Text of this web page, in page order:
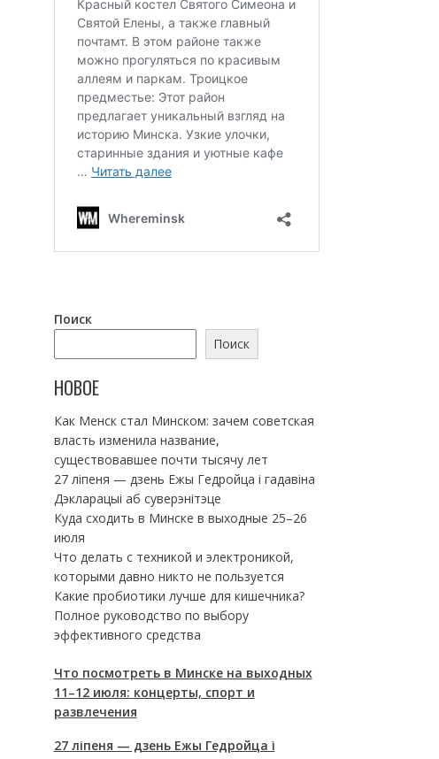
Поиск
Поиск
НОВОЕ
Как Менск стал Минском: зачем советская
власть изменила название,
существовавшее почти тысячу лет
27 ліпеня — дзень Ежы Гедройца і гадавіна
Дэкларацыі аб суверэнітэце
Куда сходить в Минске в выходные 25–26
июля
Что делать с техникой и электроникой,
которыми давно никто не пользуется
Какие пробиотики лучше для кишечника?
Полное руководство по выбору
эффективного средства
Что посмотреть в Минске на выходных
11–12 июля: концерты, спорт и
развлечения
27 ліпеня — дзень Ежы Гедройца і